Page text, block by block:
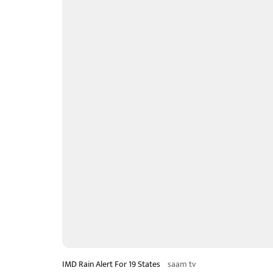
IMD Rain Alert For 19 States saam tv